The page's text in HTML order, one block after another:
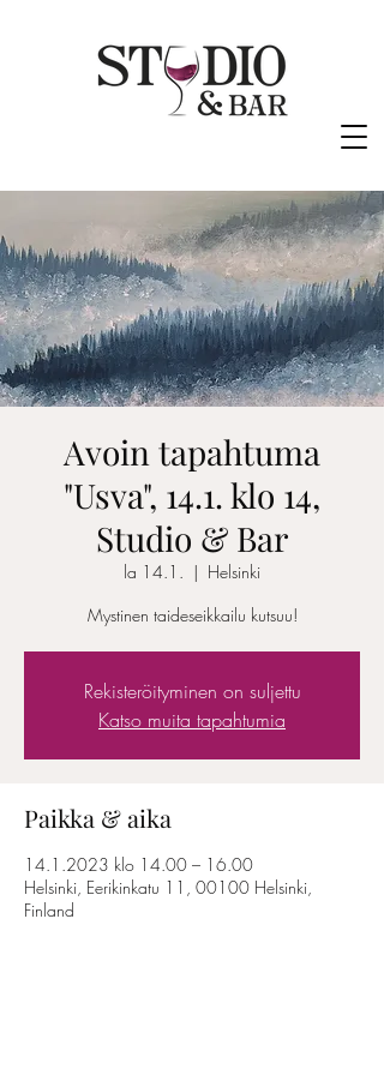
Avoin tapahtuma
"Usva", 14.1. klo 14,
Studio & Bar
la 14.1.
  |
Helsinki
Mystinen taideseikkailu kutsuu!
Rekisteröityminen on suljettu
Katso muita tapahtumia
Paikka & aika
14.1.2023 klo 14.00 – 16.00
Helsinki, Eerikinkatu 11, 00100 Helsinki,
Finland